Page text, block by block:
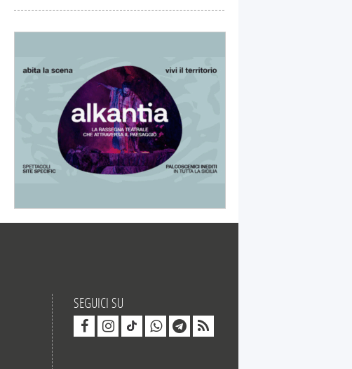
SEGUICI SU